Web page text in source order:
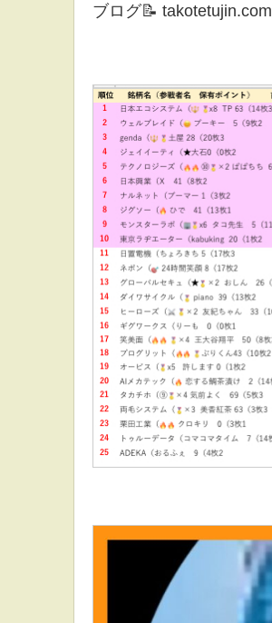
ブログ📝 takotetujin.com